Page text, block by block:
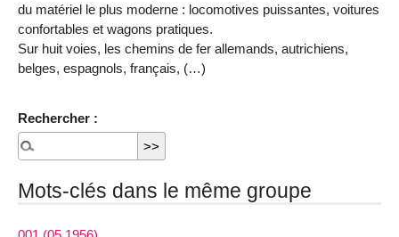
du matériel le plus moderne : locomotives puissantes, voitures
confortables et wagons pratiques.
Sur huit voies, les chemins de fer allemands, autrichiens,
belges, espagnols, français, (…)
Rechercher :
Mots-clés dans le même groupe